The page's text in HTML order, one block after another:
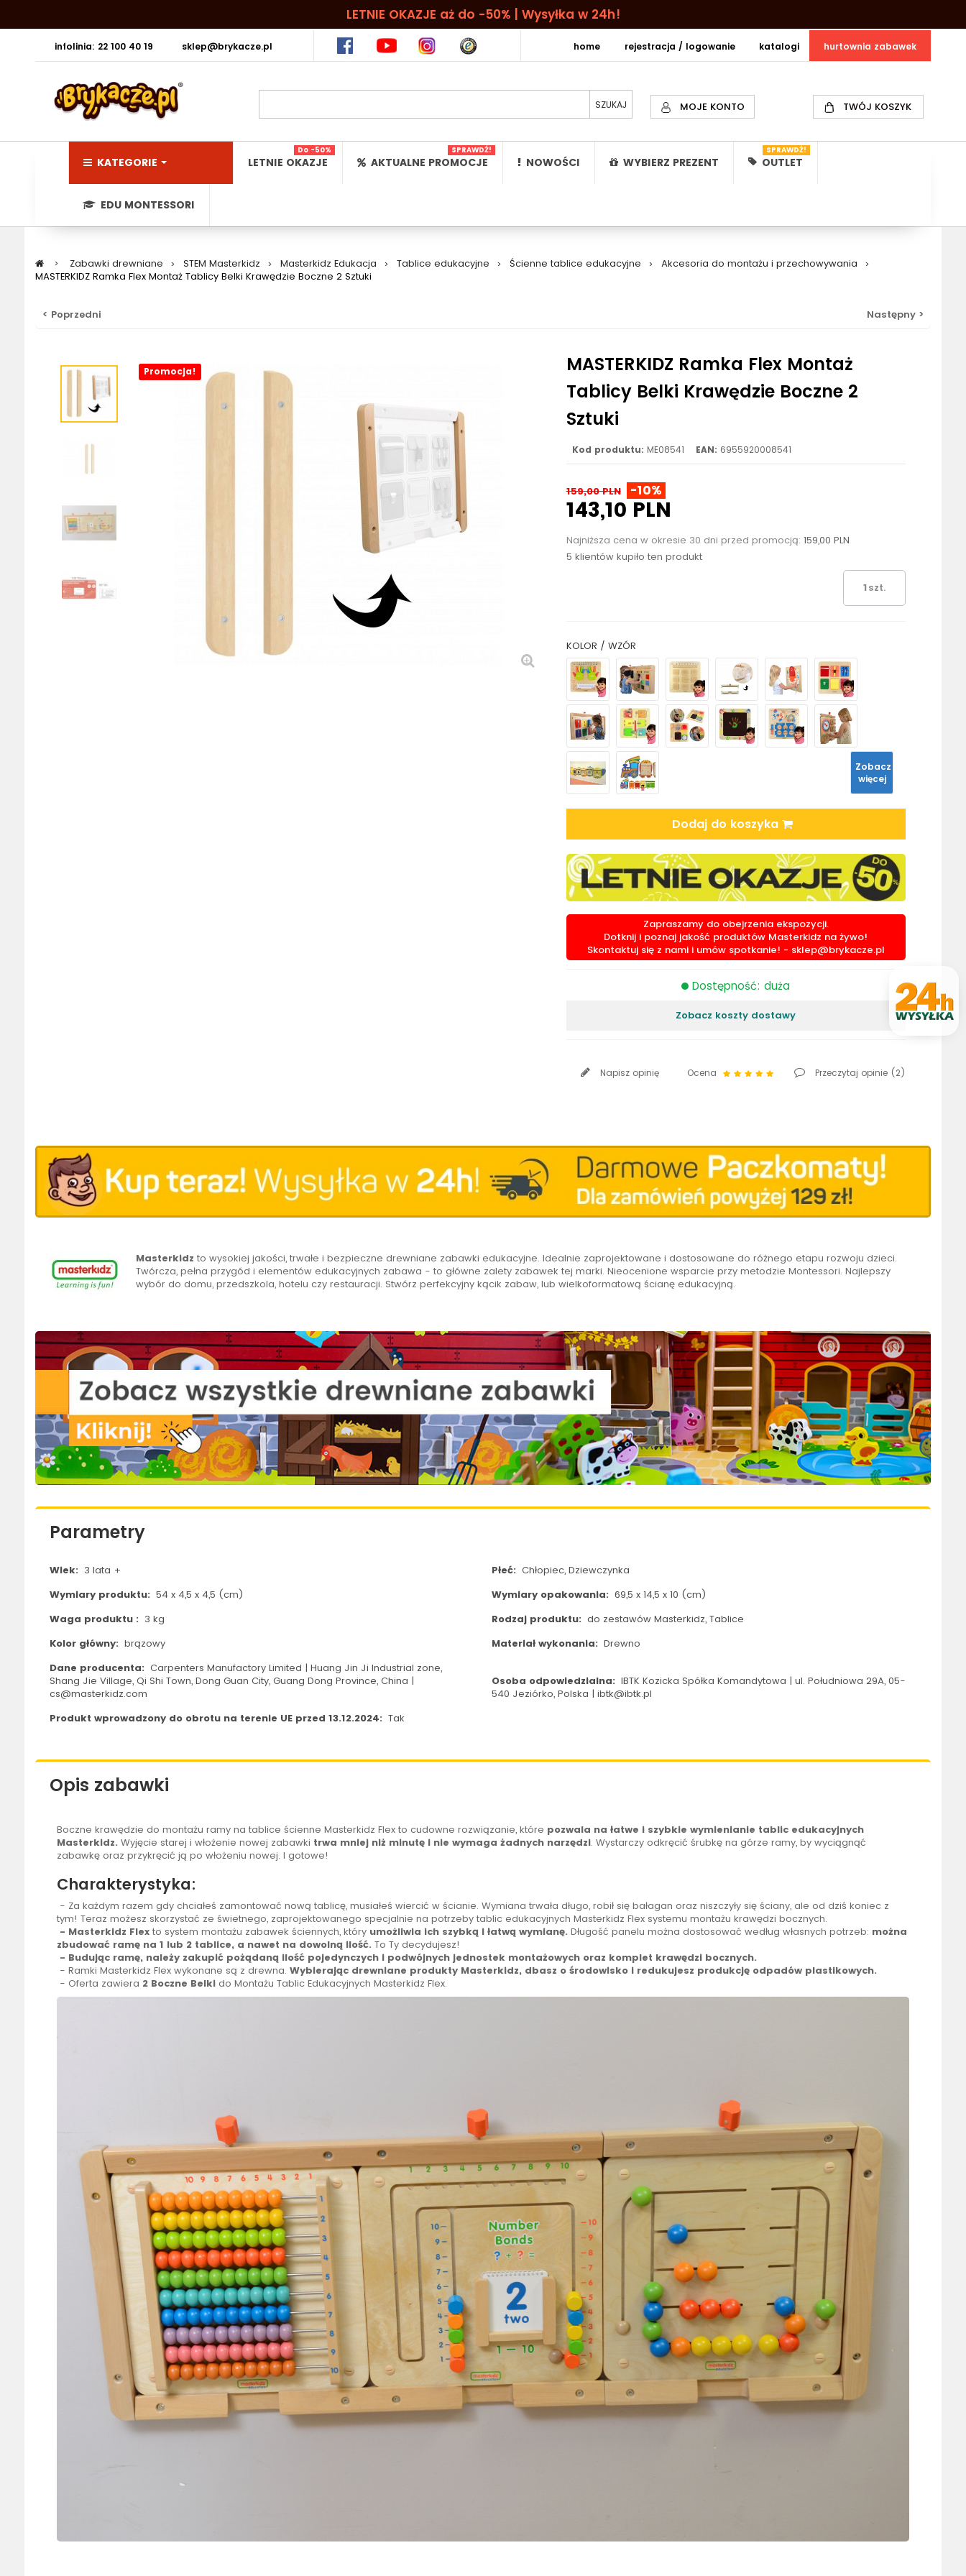
LETNIE OKAZJE aż do -50% | Wysyłka w 24h!
infolinia: 22 100 40 19 sklep@brykacze.pl hurtownia zabawek
katalogi
rejestracja / logowanie
home
MOJE KONTO TWÓJ KOSZYK
KATEGORIE LETNIE OKAZJE
Do -50%
AKTUALNE PROMOCJE
SPRAWDŹ!
NOWOŚCI WYBIERZ PREZENT OUTLET
SPRAWDŹ!
EDU MONTESSORI
> Zabawki drewniane > STEM Masterkidz > Masterkidz Edukacja > Tablice edukacyjne > Ścienne tablice edukacyjne > Akcesoria do montażu i przechowywania
>
MASTERKIDZ Ramka Flex Montaż Tablicy Belki Krawędzie Boczne 2 Sztuki
< Poprzedni Następny >
Promocja!
MASTERKIDZ Ramka Flex Montaż
Tablicy Belki Krawędzie Boczne 2
Sztuki
Kod produktu: ME08541 EAN: 6955920008541
159,00 PLN -10%
143,10 PLN
Najniższa cena w okresie 30 dni przed promocją: 159,00 PLN
5 klientów kupiło ten produkt
szt.
KOLOR / WZÓR
Zobacz
więcej
Dodaj do koszyka
Zapraszamy do obejrzenia ekspozycji.
Dotknij i poznaj jakość produktów Masterkidz na żywo!
Skontaktuj się z nami i umów spotkanie! - sklep@brykacze.pl
Dostępność: duża
Zobacz koszty dostawy
Napisz opinię Ocena Przeczytaj opinie (2)
Masterkidz to wysokiej jakości, trwałe i bezpieczne drewniane zabawki edukacyjne. Idealnie zaprojektowane i dostosowane do różnego etapu rozwoju dzieci.
Twórcza, pełna przygód i elementów edukacyjnych zabawa - to główne zalety zabawek tej marki. Nieocenione wsparcie przy metodzie Montessori. Najlepszy
wybór do domu, przedszkola, hotelu czy restauracji. Stwórz perfekcyjny kącik zabaw, lub wielkoformatową ścianę edukacyjną.
Parametry
Wiek: 3 lata + Płeć: Chłopiec, Dziewczynka
Wymiary produktu: 54 x 4,5 x 4,5 (cm) Wymiary opakowania: 69,5 x 14,5 x 10 (cm)
Waga produktu : 3 kg Rodzaj produktu: do zestawów Masterkidz, Tablice
Kolor główny: brązowy Materiał wykonania: Drewno
Dane producenta: Carpenters Manufactory Limited | Huang Jin Ji Industrial zone,
Shang Jie Village, Qi Shi Town, Dong Guan City, Guang Dong Province, China |
cs@masterkidz.com
Osoba odpowiedzialna: IBTK Kozicka Spółka Komandytowa | ul. Południowa 29A, 05-
540 Jeziórko, Polska | ibtk@ibtk.pl
Produkt wprowadzony do obrotu na terenie UE przed 13.12.2024: Tak
Opis zabawki
Boczne krawędzie do montażu ramy na tablice ścienne Masterkidz Flex to cudowne rozwiązanie, które pozwala na łatwe i szybkie wymienianie tablic edukacyjnych
Masterkidz. Wyjęcie starej i włożenie nowej zabawki trwa mniej niż minutę i nie wymaga żadnych narzędzi. Wystarczy odkręcić śrubkę na górze ramy, by wyciągnąć
zabawkę oraz przykręcić ją po włożeniu nowej. I gotowe!
Charakterystyka:
- Za każdym razem gdy chciałeś zamontować nową tablicę, musiałeś wiercić w ścianie. Wymiana trwała długo, robił się bałagan oraz niszczyły się ściany, ale od dziś koniec z
tym! Teraz możesz skorzystać ze świetnego, zaprojektowanego specjalnie na potrzeby tablic edukacyjnych Masterkidz Flex systemu montażu krawędzi bocznych.
- Masterkidz Flexto system montażu zabawek ściennych, który umożliwia ich szybką i łatwą wymianę. Długość panelu można dostosować według własnych potrzeb: można
zbudować ramę na 1 lub 2 tablice, a nawet na dowolną ilość. To Ty decydujesz!
- Budując ramę, należy zakupić pożądaną ilość pojedynczych i podwójnych jednostek montażowych oraz komplet krawędzi bocznych.
- Ramki Masterkidz Flex wykonane są z drewna. Wybierając drewniane produkty Masterkidz, dbasz o środowisko i redukujesz produkcję odpadów plastikowych.
- Oferta zawiera 2 Boczne Belkido Montażu Tablic Edukacyjnych Masterkidz Flex.